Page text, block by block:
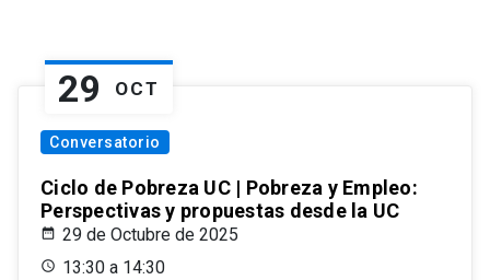
29 OCT
Conversatorio
Ciclo de Pobreza UC | Pobreza y Empleo:
Perspectivas y propuestas desde la UC
29 de Octubre de 2025
13:30 a 14:30